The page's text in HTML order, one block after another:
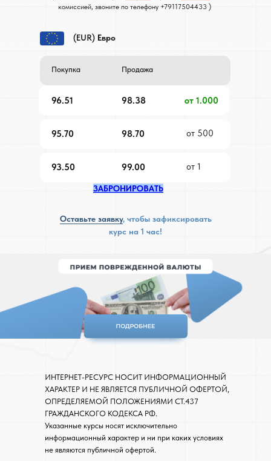
Оставьте заявку, чтобы зафиксировать
курс на 1 час!
ЗАБРОНИРОВАТЬ
(EUR) Евро
96.51
95.70
93.50
98.38
98.70
99.00
от 1.000
от 500
комиссией, звоните по телефону +79117504433 )
от 1
Продажа
Покупка
ИНТЕРНЕТ-РЕСУРС НОСИТ ИНФОРМАЦИОННЫЙ
ХАРАКТЕР И НЕ ЯВЛЯЕТСЯ ПУБЛИЧНОЙ ОФЕРТОЙ,
ОПРЕДЕЛЯЕМОЙ ПОЛОЖЕНИЯМИ СТ.437
ГРАЖДАНСКОГО КОДЕКСА РФ.
Указанные курсы носят исключительно
информационный характер и ни при каких условиях
не являются публичной офертой.